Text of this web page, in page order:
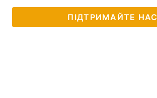
ПІДТРИМАЙТЕ НАС